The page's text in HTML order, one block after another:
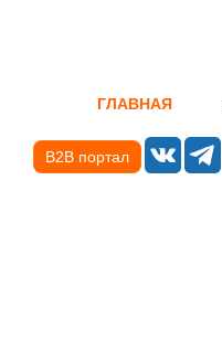
ГЛАВНАЯ
B2B портал